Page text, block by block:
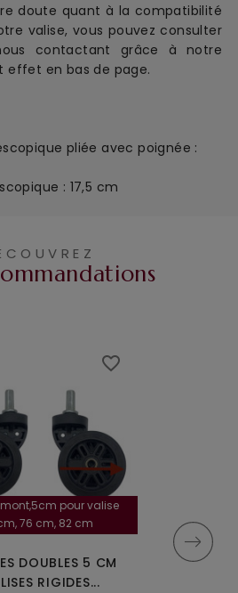
doute quant à la compatibilité
valise, vous pouvez consulter
contactant grâce à notre
effet en bas de page.
pliée avec poignée :
: 17,5 cm
pour valise
76 cm, 82 cm
DOUBLES 5 CM
RIGIDES...
favorite_border
A-115segur
ROULETTES